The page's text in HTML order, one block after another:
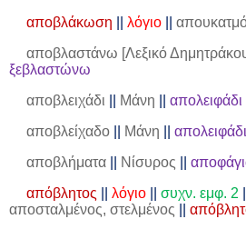
αποβλάκωση
λόγιο||
αποβλαστάνω [Λεξικό
ξεβλαστώνω
αποβλειχάδι
Μάνη
απολειφάδι
αποβλείχαδο|| Μάνη
απολειφάδι
αποβλήματα|| Νίσυρος
απόβλητος
λόγιο|| συχν. εμφ. 2
αποσταλμένος, στελμένος